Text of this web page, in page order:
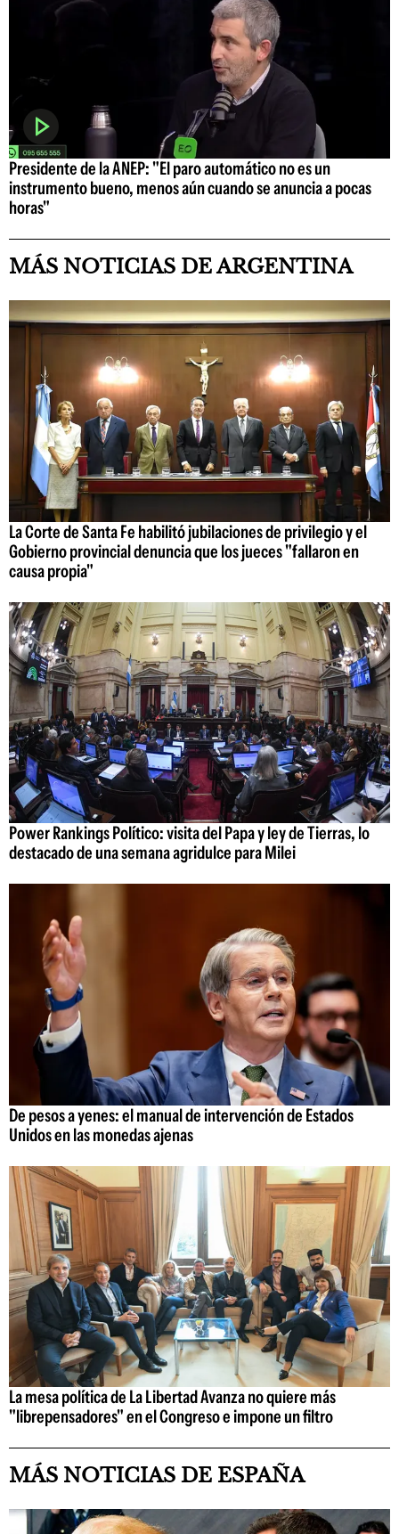
Presidente de la ANEP: "El paro automático no es un
instrumento bueno, menos aún cuando se anuncia a pocas
horas"
MÁS NOTICIAS DE ARGENTINA
La Corte de Santa Fe habilitó jubilaciones de privilegio y el
Gobierno provincial denuncia que los jueces "fallaron en
causa propia"
Power Rankings Político: visita del Papa y ley de Tierras, lo
destacado de una semana agridulce para Milei
De pesos a yenes: el manual de intervención de Estados
Unidos en las monedas ajenas
La mesa política de La Libertad Avanza no quiere más
"librepensadores" en el Congreso e impone un filtro
MÁS NOTICIAS DE ESPAÑA